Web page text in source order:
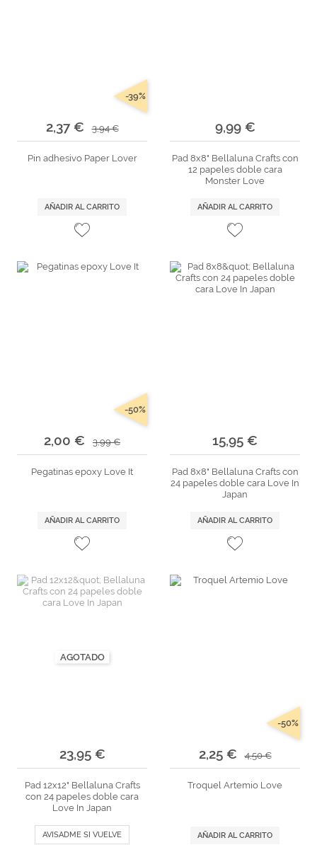
2,37 € 3,94 €
-39%
Pin adhesivo Paper Lover
AÑADIR AL CARRITO
9,99 €
Pad 8x8" Bellaluna Crafts con
12 papeles doble cara
Monster Love
AÑADIR AL CARRITO
2,00 € 3,99 €
-50%
Pegatinas epoxy Love It
AÑADIR AL CARRITO
15,95 €
Pad 8x8" Bellaluna Crafts con
24 papeles doble cara Love In
Japan
AÑADIR AL CARRITO
AGOTADO
23,95 €
Pad 12x12" Bellaluna Crafts
con 24 papeles doble cara
Love In Japan
AVISADME SI VUELVE
2,25 € 4,50 €
-50%
Troquel Artemio Love
AÑADIR AL CARRITO